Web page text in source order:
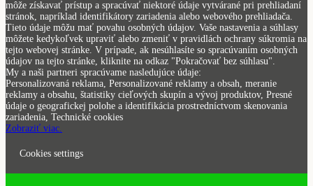
môže získavať prístup a spracúvať niektoré údaje vytvárané pri prehliadaní
stránok, napríklad identifikátory zariadenia alebo webového prehliadača.
Tieto údaje môžu mať povahu osobných údajov. Vaše nastavenia a súhlasy
môžete kedykoľvek upraviť alebo zmeniť v pravidlách ochrany súkromia na
tejto webovej stránke. V prípade, ak nesúhlasíte so spracúvaním osobných
údajov na tejto stránke, kliknite na odkaz "Pokračovať bez súhlasu".
My a naši partneri spracúvame nasledujúce údaje:
Personalizovaná reklama, Personalizované reklamy a obsah, meranie
reklamy a obsahu, štatistiky cieľových skupín a vývoj produktov, Presné
údaje o geografickej polohe a identifikácia prostredníctvom skenovania
zariadenia, Technické cookies
Zobraziť viac.
Cookies settings